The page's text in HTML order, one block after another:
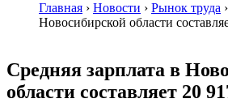
Главная › Новости › Рынок труда ›
Новосибирской области
Средняя зарплата в
области составляет 20